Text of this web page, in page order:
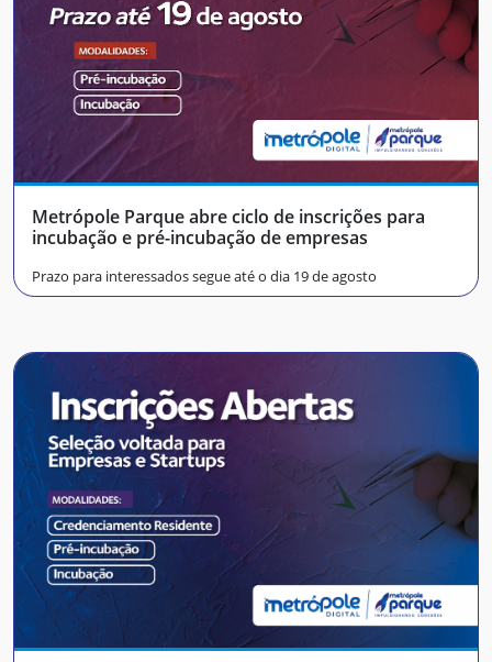
Metrópole Parque abre ciclo de inscrições para
incubação e pré-incubação de empresas
Prazo para interessados segue até o dia 19 de agosto